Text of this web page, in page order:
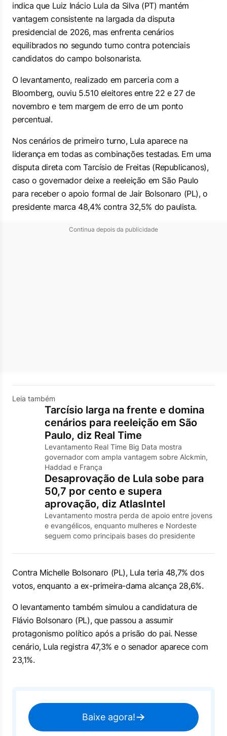
indica que Luiz Inácio Lula da Silva (PT) mantém
vantagem consistente na largada da disputa
presidencial de 2026, mas enfrenta cenários
equilibrados no segundo turno contra potenciais
candidatos do campo bolsonarista.
O levantamento, realizado em parceria com a
Bloomberg, ouviu 5.510 eleitores entre 22 e 27 de
novembro e tem margem de erro de um ponto
percentual.
Nos cenários de primeiro turno, Lula aparece na
liderança em todas as combinações testadas. Em uma
disputa direta com Tarcísio de Freitas (Republicanos),
caso o governador deixe a reeleição em São Paulo
para receber o apoio formal de Jair Bolsonaro (PL), o
presidente marca 48,4% contra 32,5% do paulista.
Continua depois da publicidade
Leia também
Tarcísio larga na frente e domina
cenários para reeleição em São
Paulo, diz Real Time
Levantamento Real Time Big Data mostra
governador com ampla vantagem sobre Alckmin,
Haddad e França
Desaprovação de Lula sobe para
50,7 por cento e supera
aprovação, diz AtlasIntel
Levantamento mostra perda de apoio entre jovens
e evangélicos, enquanto mulheres e Nordeste
seguem como principais bases do presidente
Contra Michelle Bolsonaro (PL), Lula teria 48,7% dos
votos, enquanto a ex-primeira-dama alcança 28,6%.
O levantamento também simulou a candidatura de
Flávio Bolsonaro (PL), que passou a assumir
protagonismo político após a prisão do pai. Nesse
cenário, Lula registra 47,3% e o senador aparece com
23,1%.
Baixe agora!